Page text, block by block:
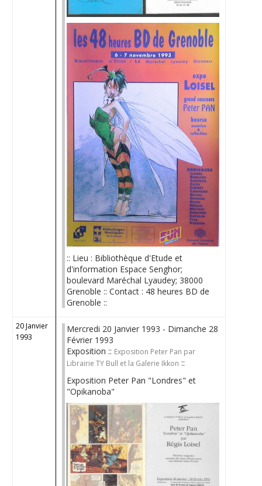
:: Lieu : Bibliothèque d'Etude et
d'information Espace Senghor;
boulevard Maréchal Lyaudey; 38000
Grenoble :: Contact : 48 heures BD de
Grenoble ::
20 Janvier
1993
Mercredi 20 Janvier 1993 - Dimanche 28
Février 1993
Exposition :: Exposition Peter Pan par
Librairie TY Bull et la Galerie Ikkon ::
Exposition Peter Pan "Londres" et
"Opikanoba"